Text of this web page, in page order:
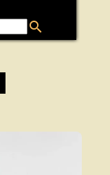
search